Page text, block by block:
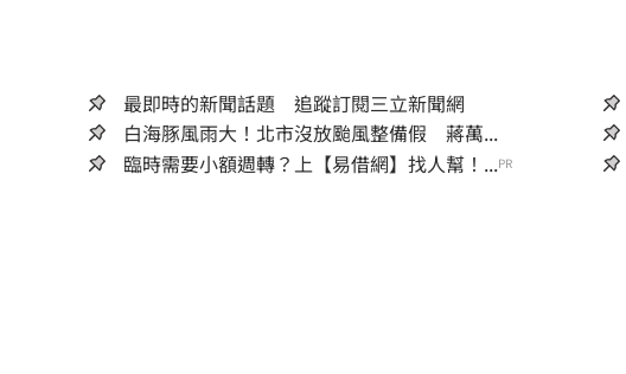
最即時的新聞話題 追蹤訂閱三立新聞網
白海豚風雨大！北市沒放颱風整備假 蔣萬...
臨時需要小額週轉？上【易借網】找人幫！...PR